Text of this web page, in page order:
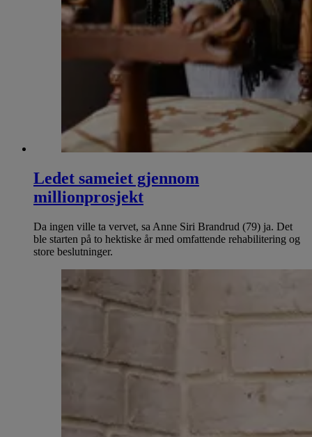
Ledet sameiet gjennom
millionprosjekt
Da ingen ville ta vervet, sa Anne Siri Brandrud (79) ja. Det
ble starten på to hektiske år med omfattende rehabilitering og
store beslutninger.